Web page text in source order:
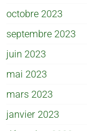
octobre 2023
septembre 2023
juin 2023
mai 2023
mars 2023
janvier 2023